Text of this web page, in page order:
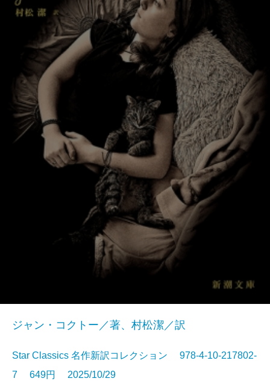
ジャン・コクトー／著、村松潔／訳
Star Classics 名作新訳コレクション 978-4-10-217802-
7 649円 2025/10/29